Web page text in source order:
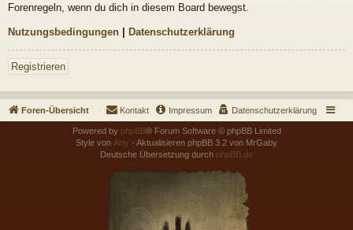
Forenregeln, wenn du dich in diesem Board bewegst.
Nutzungsbedingungen | Datenschutzerklärung
Registrieren
Foren-Übersicht Datenschutzerklärung
Impressum
Kontakt
Powered by phpBB® Forum Software © phpBB Limited
Style von Arty - Aktualisieren phpBB 3.2 von MrGaby
Deutsche Übersetzung durch phpBB.de